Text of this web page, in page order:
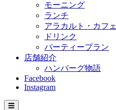
モーニング
ランチ
アラカルト・カフェ
ドリンク
パーティープラン
店舗紹介
ハンバーグ物語
Facebook
Instagram
☰